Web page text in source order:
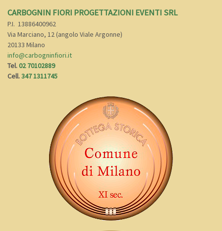
CARBOGNIN FIORI PROGETTAZIONI EVENTI SRL
P.I. 13886400962
Via Marciano, 12 (angolo Viale Argonne)
20133 Milano
info@carbogninfiori.it
Tel.02 70102889
Cell.347 1311745